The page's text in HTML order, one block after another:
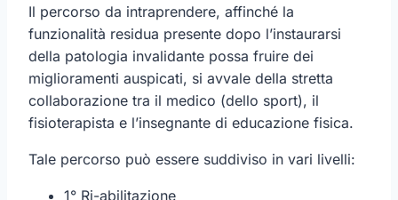
Il percorso da intraprendere, affinché la
funzionalità residua presente dopo l’instaurarsi
della patologia invalidante possa fruire dei
miglioramenti auspicati, si avvale della stretta
collaborazione tra il medico (dello sport), il
fisioterapista e l’insegnante di educazione fisica.
Tale percorso può essere suddiviso in vari livelli:
1° Ri-abilitazione